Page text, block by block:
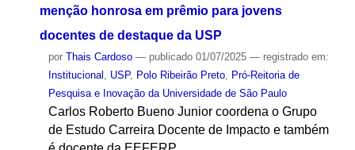
menção honrosa em prêmio para jovens
docentes de destaque da USP
por Thais Cardoso — publicado01/07/2025 — registrado em:
Institucional
USP, Polo Ribeirão Preto, Pró-Reitoria de
Pesquisa e Inovação da Universidade de São Paulo
Carlos Roberto Bueno Junior coordena o Grupo
de Estudo Carreira Docente de Impacto e também